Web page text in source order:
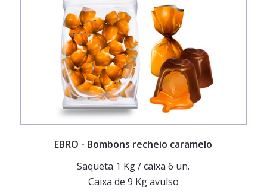
EBRO - Bombons recheio caramelo
Saqueta 1 Kg / caixa 6 un.
Caixa de 9 Kg avulso